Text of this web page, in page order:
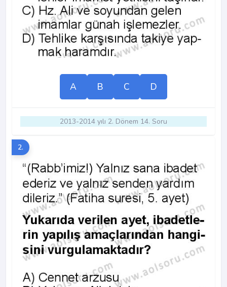
A B C D
2013-2014 yılı 2. Dönem 14. Soru
2.